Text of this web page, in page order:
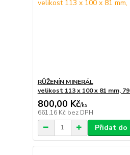
RŮŽENÍN MINERÁL
velikost 113 x 100 x 81 mm,
800,00 Kč/ks
661,16 Kč bez DPH
Přidat do